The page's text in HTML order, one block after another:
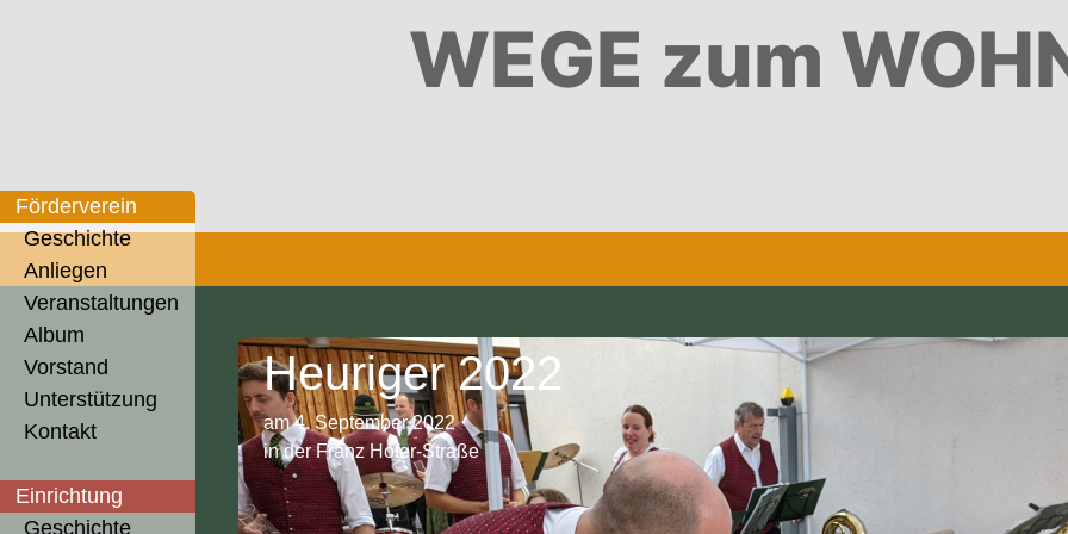
WEGE zum
Förderverein
Geschichte
Anliegen
Veranstaltungen
Album
Vorstand
Unterstützung
Kontakt
Einrichtung
Geschichte
Heuriger 2022
am 4. September 2022
in der Franz Hofer-Straße